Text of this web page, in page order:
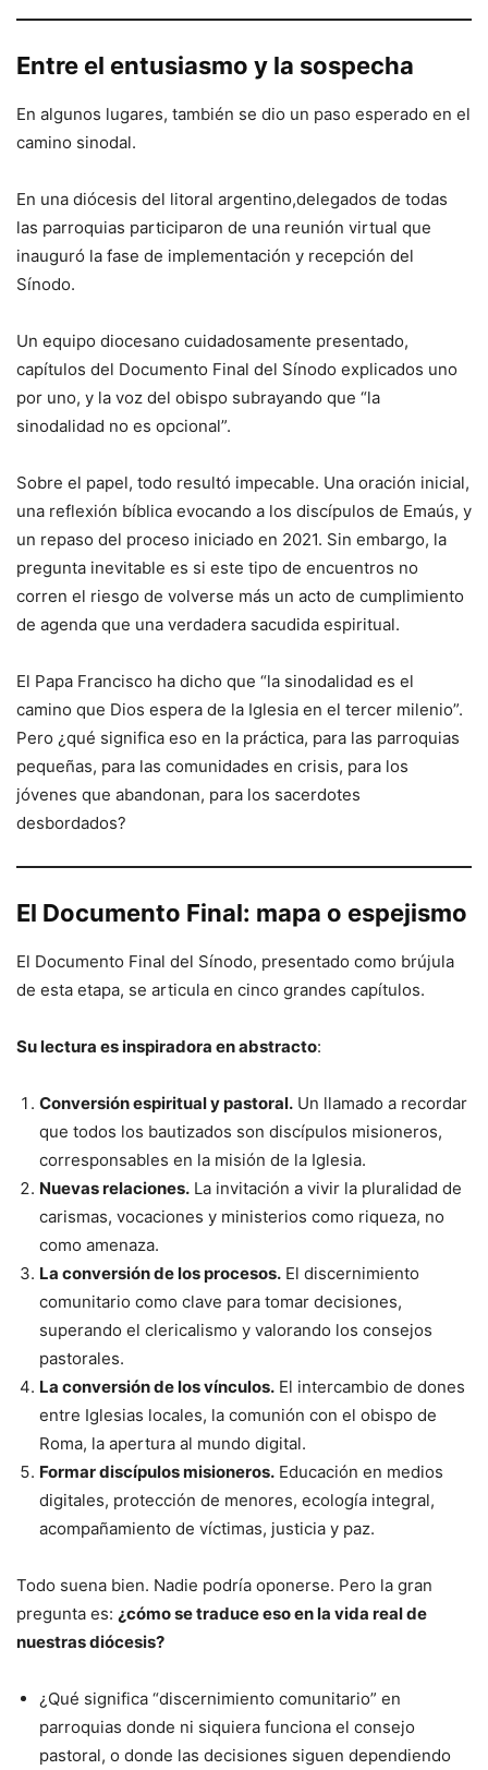
Entre el entusiasmo y la sospecha
En algunos lugares, también se dio un paso esperado en el
camino sinodal.
En una diócesis del litoral argentino,delegados de todas
las parroquias participaron de una reunión virtual que
inauguró la fase de implementación y recepción del
Sínodo.
Un equipo diocesano cuidadosamente presentado,
capítulos del Documento Final del Sínodo explicados uno
por uno, y la voz del obispo subrayando que “la
sinodalidad no es opcional”.
Sobre el papel, todo resultó impecable. Una oración inicial,
una reflexión bíblica evocando a los discípulos de Emaús, y
un repaso del proceso iniciado en 2021. Sin embargo, la
pregunta inevitable es si este tipo de encuentros no
corren el riesgo de volverse más un acto de cumplimiento
de agenda que una verdadera sacudida espiritual.
El Papa Francisco ha dicho que “la sinodalidad es el
camino que Dios espera de la Iglesia en el tercer milenio”.
Pero ¿qué significa eso en la práctica, para las parroquias
pequeñas, para las comunidades en crisis, para los
jóvenes que abandonan, para los sacerdotes
desbordados?
El Documento Final: mapa o espejismo
El Documento Final del Sínodo, presentado como brújula
de esta etapa, se articula en cinco grandes capítulos.
Su lectura es inspiradora en abstracto:
Conversión espiritual y pastoral. Un llamado a recordar
que todos los bautizados son discípulos misioneros,
corresponsables en la misión de la Iglesia.
Nuevas relaciones. La invitación a vivir la pluralidad de
carismas, vocaciones y ministerios como riqueza, no
como amenaza.
La conversión de los procesos. El discernimiento
comunitario como clave para tomar decisiones,
superando el clericalismo y valorando los consejos
pastorales.
La conversión de los vínculos. El intercambio de dones
entre Iglesias locales, la comunión con el obispo de
Roma, la apertura al mundo digital.
Formar discípulos misioneros. Educación en medios
digitales, protección de menores, ecología integral,
acompañamiento de víctimas, justicia y paz.
Todo suena bien. Nadie podría oponerse. Pero la gran
pregunta es: ¿cómo se traduce eso en la vida real de
nuestras diócesis?
¿Qué significa “discernimiento comunitario” en
parroquias donde ni siquiera funciona el consejo
pastoral, o donde las decisiones siguen dependiendo